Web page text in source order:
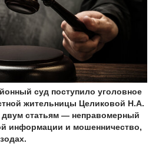
суд поступило уголовное
жительницы Целиковой Н.А.
двум статьям — неправомерный
информации и мошенничество,